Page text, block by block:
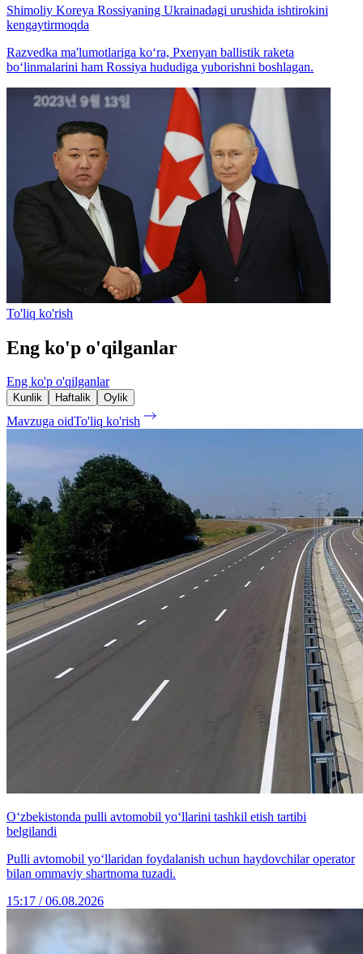
Shimoliy Koreya Rossiyaning Ukrainadagi urushida ishtirokini
kengaytirmoqda
Razvedka ma'lumotlariga ko‘ra, Pxenyan ballistik raketa
bo‘linmalarini ham Rossiya hududiga yuborishni boshlagan.
To'liq ko'rish
Eng ko'p o'qilganlar
Eng ko'p o'qilganlar
Kunlik Haftalik Oylik
Mavzuga oidTo'liq ko'rish
O‘zbekistonda pulli avtomobil yo‘llarini tashkil etish tartibi
belgilandi
Pulli avtomobil yo‘llaridan foydalanish uchun haydovchilar operator
bilan ommaviy shartnoma tuzadi.
15:17 / 06.08.2026